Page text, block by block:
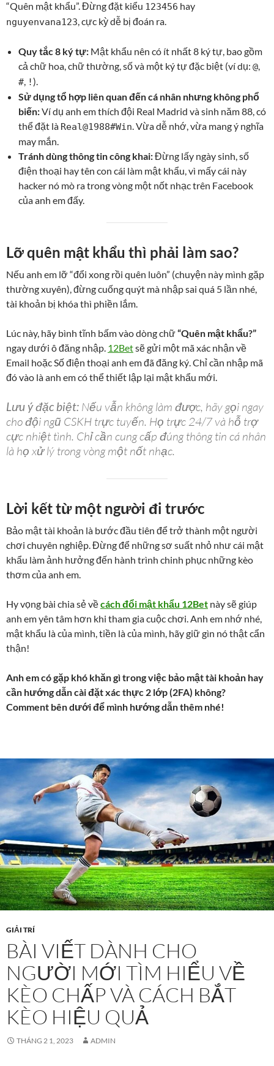
“Quên mật khẩu”. Đừng đặt kiểu 123456 hay
nguyenvana123, cực kỳ dễ bị đoán ra.
Quy tắc 8 ký tự: Mật khẩu nên có ít nhất 8 ký tự, bao gồm
cả chữ hoa, chữ thường, số và một ký tự đặc biệt (ví dụ: @,
#, !).
Sử dụng tổ hợp liên quan đến cá nhân nhưng không phổ
biến:Ví dụ anh em thích đội Real Madrid và sinh năm 88, có
thể đặt là Real@1988#Win. Vừa dễ nhớ, vừa mang ý nghĩa
may mắn.
Tránh dùng thông tin công khai:Đừng lấy ngày sinh, số
điện thoại hay tên con cái làm mật khẩu, vì mấy cái này
hacker nó mò ra trong vòng một nốt nhạc trên Facebook
của anh em đấy.
Lỡ quên mật khẩu thì phải làm sao?
Nếu anh em lỡ “đổi xong rồi quên luôn” (chuyện này mình gặp
thường xuyên), đừng cuống quýt mà nhập sai quá 5 lần nhé,
tài khoản bị khóa thì phiền lắm.
Lúc này, hãy bình tĩnh bấm vào dòng chữ“Quên mật khẩu?”
ngay dưới ô đăng nhập. 12Betsẽ gửi một mã xác nhận về
Email hoặc Số điện thoại anh em đã đăng ký. Chỉ cần nhập mã
đó vào là anh em có thể thiết lập lại mật khẩu mới.
Lưu ý đặc biệt: Nếu vẫn không làm được, hãy gọi ngay
cho đội ngũ CSKH trực tuyến. Họ trực 24/7 và hỗ trợ
cực nhiệt tình. Chỉ cần cung cấp đúng thông tin cá nhân
là họ xử lý trong vòng một nốt nhạc.
Lời kết từ một người đi trước
Bảo mật tài khoản là bước đầu tiên để trở thành một người
chơi chuyên nghiệp. Đừng để những sơ suất nhỏ như cái mật
khẩu làm ảnh hưởng đến hành trình chinh phục những kèo
thơm của anh em.
Hy vọng bài chia sẻ vềcách đổi mật khẩu 12Bet này sẽ giúp
anh em yên tâm hơn khi tham gia cuộc chơi. Anh em nhớ nhé,
mật khẩu là của mình, tiền là của mình, hãy giữ gìn nó thật cẩn
thận!
Anh em có gặp khó khăn gì trong việc bảo mật tài khoản hay
cần hướng dẫn cài đặt xác thực 2 lớp (2FA) không?
Comment bên dưới để mình hướng dẫn thêm nhé!
GIẢI TRÍ
BÀI VIẾT DÀNH CHO
NGƯỜI MỚI TÌM HIỂU VỀ
KÈO CHẤP VÀ CÁCH BẮT
KÈO HIỆU QUẢ
THÁNG 2 1, 2023 ADMIN